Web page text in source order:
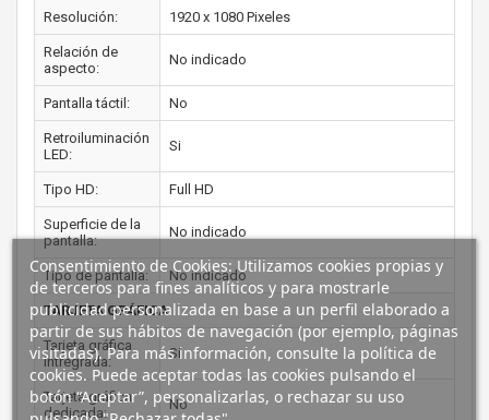
Resolución: 1920 x 1080 Pixeles
Relación de
aspecto:
No indicado
Pantalla táctil: No
Retroiluminación
LED:
Si
Tipo HD: Full HD
Superficie de la
pantalla:
No indicado
Tipo de pantalla: No indicado
TARJETA GRÁFICA
Tarjeta gráfica
intregrada:
Si
Tarjeta gráfica
dedicada:
No
Consentimiento de Cookies: Utilizamos cookies propias y
de terceros para fines analíticos y para mostrarle
publicidad personalizada en base a un perfil elaborado a
partir de sus hábitos de navegación (por ejemplo, páginas
visitadas). Para más información, consulte la política de
cookies. Puede aceptar todas las cookies pulsando el
botón “Aceptar”, personalizarlas, o rechazar su uso